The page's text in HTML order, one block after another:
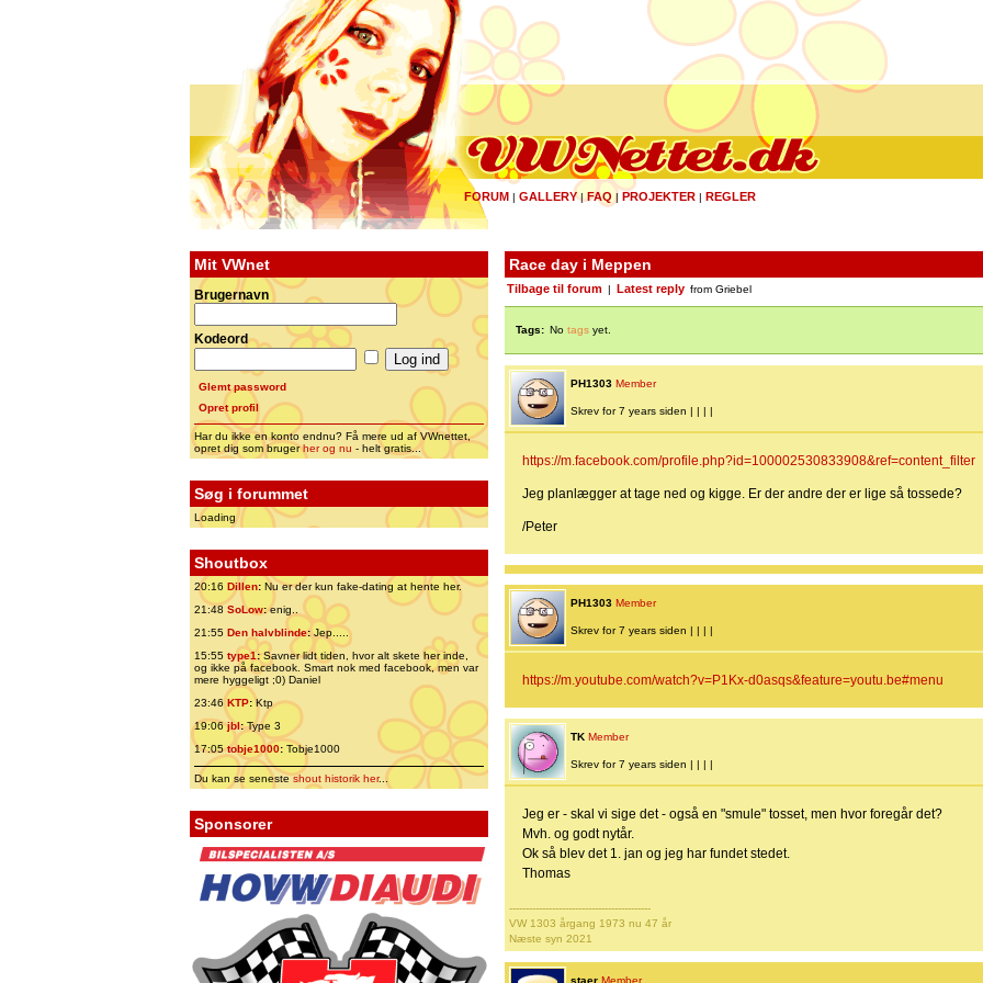
FORUM | GALLERY|FAQ | PROJEKTER | REGLER
Mit VWnet
Brugernavn
Kodeord
Glemt password
Opret profil
Har du ikke en konto endnu? Få mere ud af VWnettet,
opret dig som brugerher og nu - helt gratis...
Søg i forummet
Loading
Shoutbox
20:16 Dillen: Nu er der kun fake-dating at hente her.
21:48 SoLow:enig..
21:55 Den halvblinde:Jep.....
15:55 type1:Savner lidt tiden, hvor alt skete her inde,
og ikke på facebook. Smart nok med facebook, men var
mere hyggeligt ;0) Daniel
23:46 KTP:Ktp
19:06jbl:Type 3
17:05tobje1000: Tobje1000
Du kan se senesteshout historik her...
Sponsorer
Race day i Meppen
Tilbage til forum Latest reply from Griebel
Tags: No tags yet.
PH1303 Member
Skrev for 7 years siden | | | |
https://m.facebook.com/profile.php?id=100002530833908&ref=content_filter
Jeg planlægger at tage ned og kigge. Er der andre der er lige så tossede?
/Peter
PH1303 Member
Skrev for 7 years siden | | | |
https://m.youtube.com/watch?v=P1Kx-d0asqs&feature=youtu.be#menu
TK Member
Skrev for 7 years siden | | | |
Jeg er - skal vi sige det - også en "smule" tosset, men hvor foregår det?
Mvh. og godt nytår.
Ok så blev det 1. jan og jeg har fundet stedet.
Thomas
-------------------------------------------
VW 1303 årgang 1973 nu 47 år
Næste syn 2021